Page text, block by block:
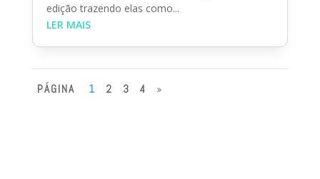
edição trazendo elas como...
LER MAIS
PÁGINA 1 2 3 4 »